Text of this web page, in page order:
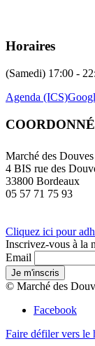
Horaires
(Samedi) 17:00 -
Agenda (ICS)
Marché des Douves
4 BIS rue des
33800 Bordeaux
05 57 71 75 93
Cliquez ici pour
Inscrivez-vous à la
Email
© Marché des
Facebook
Faire défiler vers le